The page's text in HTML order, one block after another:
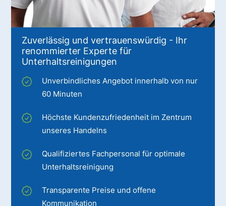
Zuverlässig und vertrauenswürdig - Ihr
renommierter Experte für
Unterhaltsreinigungen
Unverbindliches Angebot innerhalb von nur
60 Minuten
Höchste Kundenzufriedenheit im Zentrum
unseres Handelns
Qualifiziertes Fachpersonal für optimale
Unterhaltsreinigung
Transparente Preise und offene
Kommunikation